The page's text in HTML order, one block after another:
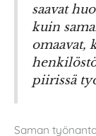
saavat
kuin
omaavat,
piirissä
Saman